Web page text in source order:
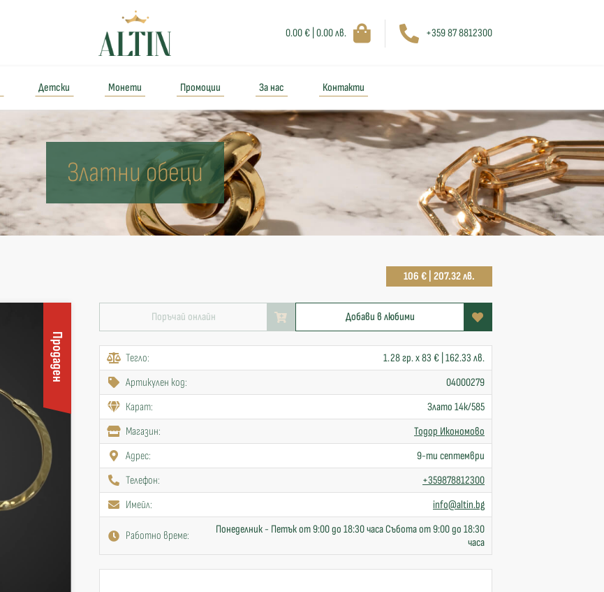
0.00 € | 0.00 лв. +359 87 8812300
Детски Монети Промоции За нас Контакти
Златни обеци
106 € | 207.32 лв.
Продаден
Поръчай онлайн Добави в любими
Тегло:
1.28 гр. x 83 € | 162.33 лв.
Артикулен код:
04000279
Карат:
Злато 14к/585
Mагазин:
Тодор Икономово
Адрес:
9-ти септември
Телефон:
+359878812300
Имейл:
info@altin.bg
Работно време:
Понеделник - Петък от 9:00 до 18:30 часа Събота от 9:00 до 18:30
часа